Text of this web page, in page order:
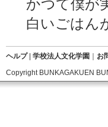
かつて僕が
白いごはん
ヘルプ| 学校法人文化学園 お
Copyright BUNKAGAKUEN